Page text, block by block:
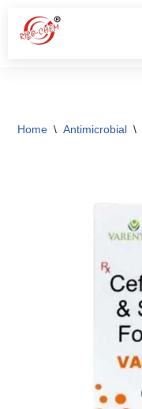
Skip
Home \ Antimicrobial \